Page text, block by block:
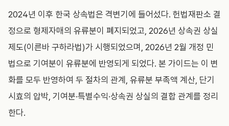
2024년 이후 한국 상속법은 격변기에 들어섰다. 헌법재판소 결
정으로 형제자매의 유류분이 폐지되었고, 2026년 상속권 상실
제도(이른바 구하라법)가 시행되었으며, 2026년 2월 개정 민
법으로 기여분이 유류분에 반영되게 되었다. 본 가이드는 이 변
화를 모두 반영하여 두 절차의 관계, 유류분 부족액 계산, 단기
시효의 압박, 기여분·특별수익·상속권 상실의 결합 관계를 정리
한다.